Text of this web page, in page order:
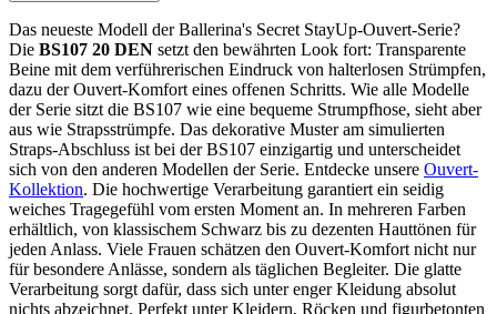
Das neueste Modell der Ballerina's Secret StayUp-Ouvert-Serie?
Die BS107 20 DEN setzt den bewährten Look fort: Transparente
Beine mit dem verführerischen Eindruck von halterlosen Strümpfen,
dazu der Ouvert-Komfort eines offenen Schritts. Wie alle Modelle
der Serie sitzt die BS107 wie eine bequeme Strumpfhose, sieht aber
aus wie Strapsstrümpfe. Das dekorative Muster am simulierten
Straps-Abschluss ist bei der BS107 einzigartig und unterscheidet
sich von den anderen Modellen der Serie. Entdecke unsere Ouvert-
Kollektion. Die hochwertige Verarbeitung garantiert ein seidig
weiches Tragegefühl vom ersten Moment an. In mehreren Farben
erhältlich, von klassischem Schwarz bis zu dezenten Hauttönen für
jeden Anlass. Viele Frauen schätzen den Ouvert-Komfort nicht nur
für besondere Anlässe, sondern als täglichen Begleiter. Die glatte
Verarbeitung sorgt dafür, dass sich unter enger Kleidung absolut
nichts abzeichnet. Perfekt unter Kleidern, Röcken und figurbetonten